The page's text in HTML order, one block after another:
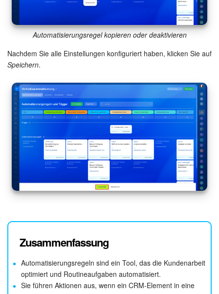
Automatisierungsregel kopieren oder deaktivieren
Nachdem Sie alle Einstellungen konfiguriert haben, klicken Sie auf
Speichern.
Zusammenfassung
Automatisierungsregeln sind ein Tool, das die Kundenarbeit
optimiert und Routineaufgaben automatisiert.
Sie führen Aktionen aus, wenn ein CRM-Element in eine